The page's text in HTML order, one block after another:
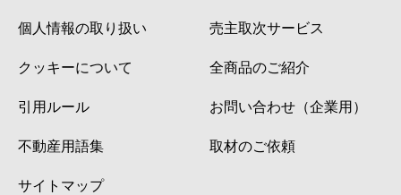
個人情報の取り扱い
クッキーについて
引用ルール
不動産用語集
サイトマップ
売主取次サービス
全商品のご紹介
お問い合わせ（企業用）
取材のご依頼